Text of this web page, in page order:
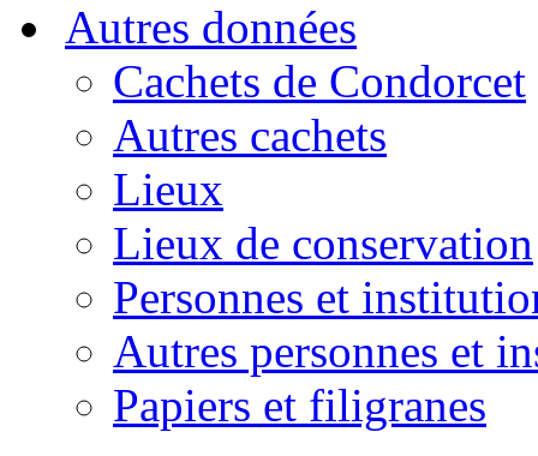
Autres données
Cachets de Condorcet
Autres cachets
Lieux
Lieux de conservation
Personnes et
Autres personnes et
Papiers et filigranes